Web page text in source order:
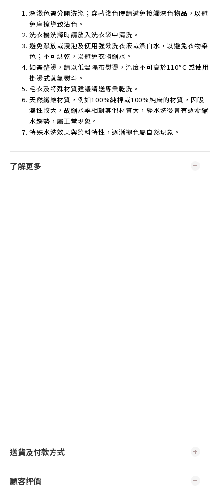
深淺色需分開洗滌；穿著淺色時請避免接觸深色物品，以避
免摩擦導致沾色。
洗衣機洗滌時請放入洗衣袋中清洗。
避免濕放或浸泡及使用強效洗衣液或漂白水，以避免衣物染
色；不可烘乾，以避免衣物縮水。
如需整燙，請以低溫隔布熨燙，溫度不可高於110°C 或使用
掛燙式蒸氣熨斗。
毛衣及特殊材質建議請送專業乾洗。
天然纖維材質，例如100%純棉或100%純麻的材質，因吸
濕性較大，故縮水率相對其他材質大，經水洗後會有逐漸縮
水趨勢，屬正常現象。
特殊水洗效果與染料特性，逐漸褪色屬自然現象。
了解更多
送貨及付款方式
顧客評價